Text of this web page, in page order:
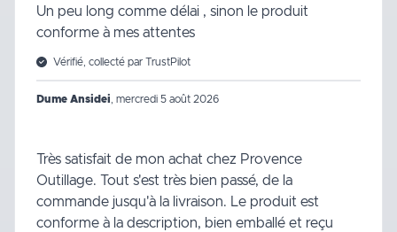
Un peu long comme délai , sinon le produit
conforme à mes attentes
Vérifié, collecté par TrustPilot
Dume Ansidei mercredi 5 août 2026
Très satisfait de mon achat chez Provence
Outillage. Tout s'est très bien passé, de la
commande jusqu'à la livraison. Le produit est
conforme à la description, bien emballé et reçu